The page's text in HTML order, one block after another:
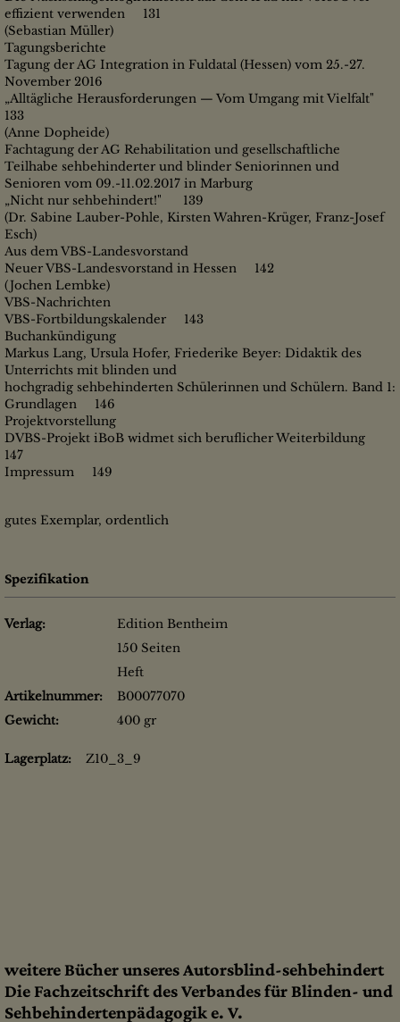
effizient verwenden 131
(Sebastian Müller)
Tagungsberichte
Tagung der AG Integration in Fuldatal (Hessen) vom 25.-27.
November 2016
„Alltägliche Herausforderungen — Vom Umgang mit Vielfalt"
133
(Anne Dopheide)
Fachtagung der AG Rehabilitation und gesellschaftliche
Teilhabe sehbehinderter und blinder Seniorinnen und
Senioren vom 09.-11.02.2017 in Marburg
„Nicht nur sehbehindert!" 139
(Dr. Sabine Lauber-Pohle, Kirsten Wahren-Krüger, Franz-Josef
Esch)
Aus dem VBS-Landesvorstand
Neuer VBS-Landesvorstand in Hessen 142
(Jochen Lembke)
VBS-Nachrichten
VBS-Fortbildungskalender 143
Buchankündigung
Markus Lang, Ursula Hofer, Friederike Beyer: Didaktik des
Unterrichts mit blinden und
hochgradig sehbehinderten Schülerinnen und Schülern. Band 1:
Grundlagen 146
Projektvorstellung
DVBS-Projekt iBoB widmet sich beruflicher Weiterbildung
147
Impressum 149
gutes Exemplar, ordentlich
Spezifikation
Verlag:
Edition Bentheim
150 Seiten
Heft
Artikelnummer:
B00077070
Gewicht:
400 gr
Lagerplatz: Z10_3_9
weitere Bücher unseres Autorsblind-sehbehindert
Die Fachzeitschrift des Verbandes für Blinden- und
Sehbehindertenpädagogik e. V.